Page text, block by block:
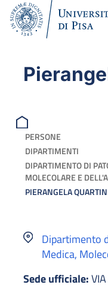
PERSONE
DIPARTIMENTI
DIPARTIMENTO DI
MOLECOLARE E
PIERANGELA
Dipartimento
Medica,
Sede ufficiale: